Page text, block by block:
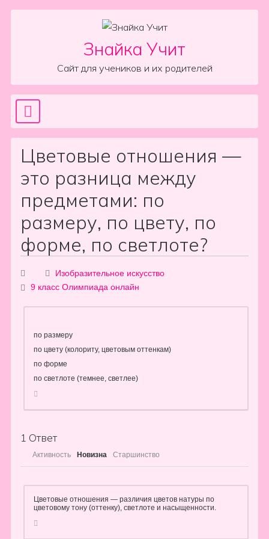
Знайка Учит
Сайт для учеников и их родителей
Main Navigation
Цветовые отношения —
это разница между
предметами: по
размеру, по цвету, по
форме, по светлоте?
Изобразительное искусство
9 класс Олимпиада онлайн
по размеру
по цвету (колориту, цветовым оттенкам)
по форме
по светлоте (темнее, светлее)
1 Ответ
Активность Новизна Старшинство
Цветовые отношения — различия цветов натуры по
цветовому тону (оттенку), светлоте и насыщенности.